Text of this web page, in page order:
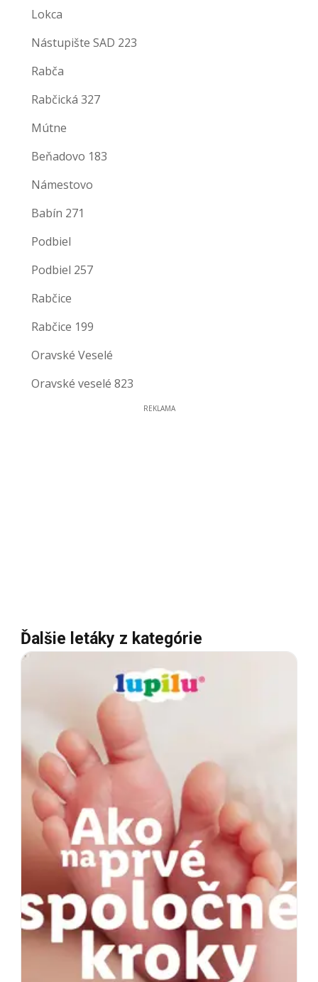
Lokca
Nástupište SAD 223
Rabča
Rabčická 327
Mútne
Beňadovo 183
Námestovo
Babín 271
Podbiel
Podbiel 257
Rabčice
Rabčice 199
Oravské Veselé
Oravské veselé 823
REKLAMA
Ďalšie letáky z kategórie